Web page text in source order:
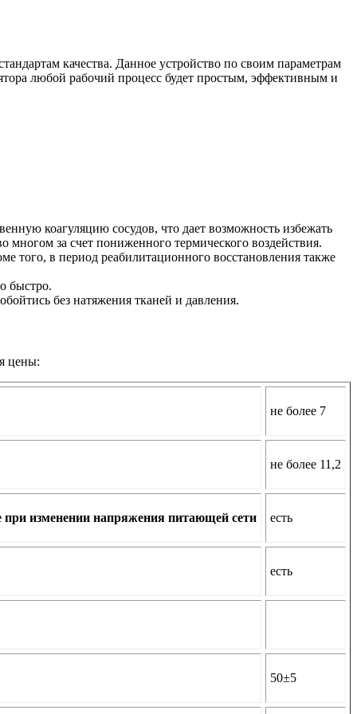
качества. Данное устройство по своим параметрам
любой рабочий процесс будет простым, эффективным и
коагуляцию сосудов, что дает возможность избежать
за счет пониженного термического воздействия.
того, в период реабилитационного восстановления также
быстро.
без натяжения тканей и давления.
цены:
не более 7
не более 11,2
при изменении напряжения питающей сети есть
есть
50±5